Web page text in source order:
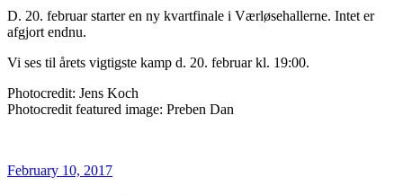
D. 20. februar starter en ny kvartfinale i Værløsehallerne. Intet er
afgjort endnu.
Vi ses til årets vigtigste kamp d. 20. februar kl. 19:00.
Photocredit: Jens Koch
Photocredit featured image: Preben Dan
February 10, 2017